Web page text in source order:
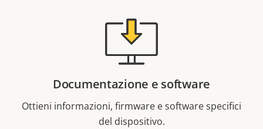
Documentazione e software
Ottieni informazioni, firmware e software specifici
del dispositivo.